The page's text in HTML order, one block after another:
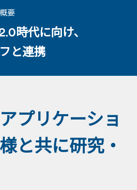
要
時代に向け、
と連携
プリケーショ
と共に研究・